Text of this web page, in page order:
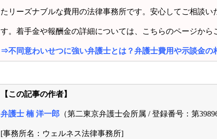
たリーズナブルな費用の法律事務所です。安心してご相談
す。着手金や報酬金の詳細については、こちらのページから
⇒不同意わいせつに強い弁護士とは？弁護士費用や示談金の
【この記事の作者】
弁護士 楠 洋一郎 （第二東京弁護士会所属 / 登録番号：第
[事務所名：ウェルネス法律事務所]